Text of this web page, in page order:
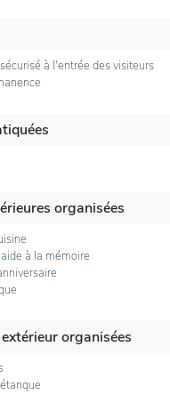
à l'entrée des visiteurs
organisées
à la mémoire
organisées